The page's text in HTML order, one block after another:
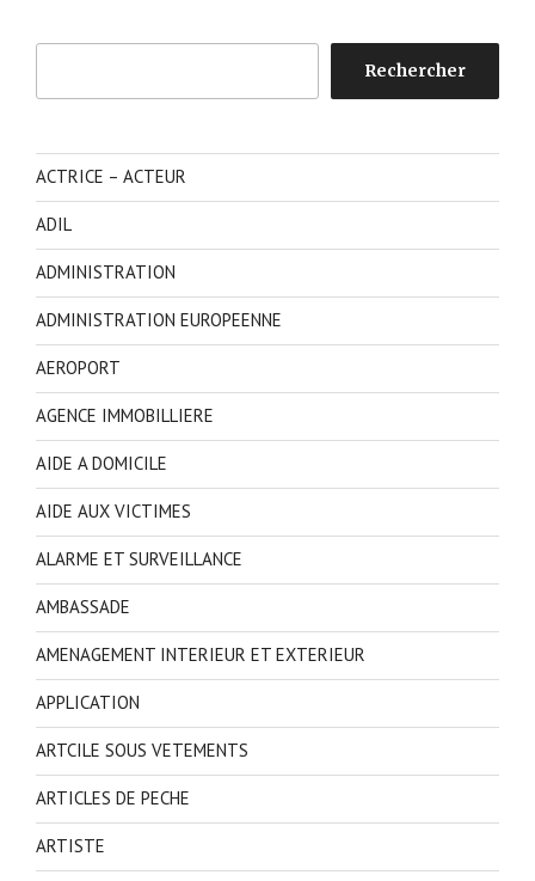
Rechercher
ACTRICE – ACTEUR
ADIL
ADMINISTRATION
ADMINISTRATION EUROPEENNE
AEROPORT
AGENCE IMMOBILLIERE
AIDE A DOMICILE
AIDE AUX VICTIMES
ALARME ET SURVEILLANCE
AMBASSADE
AMENAGEMENT INTERIEUR ET EXTERIEUR
APPLICATION
ARTCILE SOUS VETEMENTS
ARTICLES DE PECHE
ARTISTE